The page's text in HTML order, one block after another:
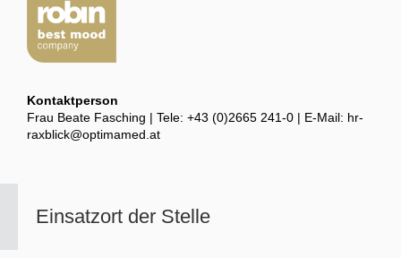
Kontaktperson
Frau Beate Fasching | Tele: +43 (0)2665 241-0 | E-Mail: hr-
raxblick@optimamed.at
Einsatzort der Stelle